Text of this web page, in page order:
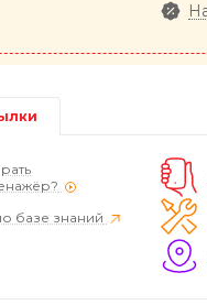
базе знаний